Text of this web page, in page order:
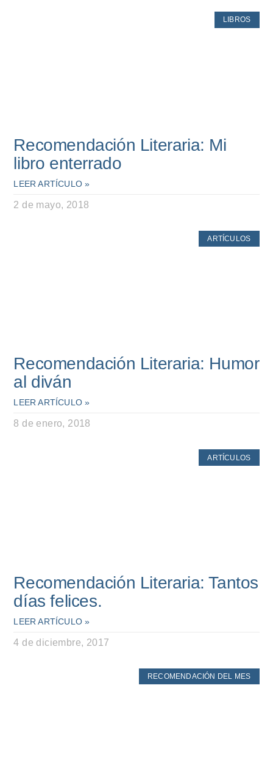
LIBROS
Recomendación Literaria: Mi
libro enterrado
LEER ARTÍCULO »
2 de mayo, 2018
ARTÍCULOS
Recomendación Literaria: Humor
al diván
LEER ARTÍCULO »
8 de enero, 2018
ARTÍCULOS
Recomendación Literaria: Tantos
días felices.
LEER ARTÍCULO »
4 de diciembre, 2017
RECOMENDACIÓN DEL MES